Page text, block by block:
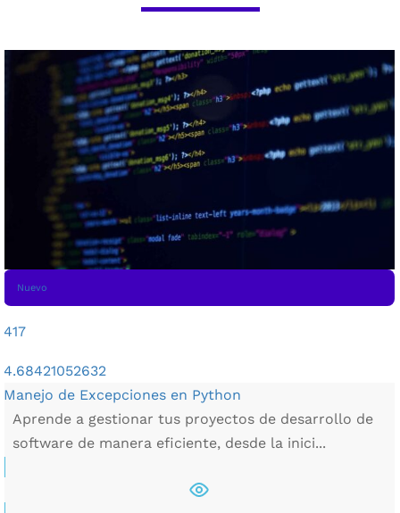
Nuevo
417
4.68421052632
Manejo de Excepciones en Python
Aprende a gestionar tus proyectos de desarrollo de
software de manera eficiente, desde la inici...